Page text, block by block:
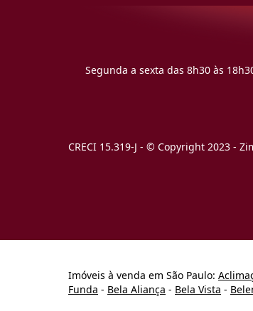
Segunda a sexta das 8h30 às
CRECI 15.319-J - © Copyright 2023 -
Imóveis à venda em São Paulo:
Funda - Bela Aliança - Bela Vista -